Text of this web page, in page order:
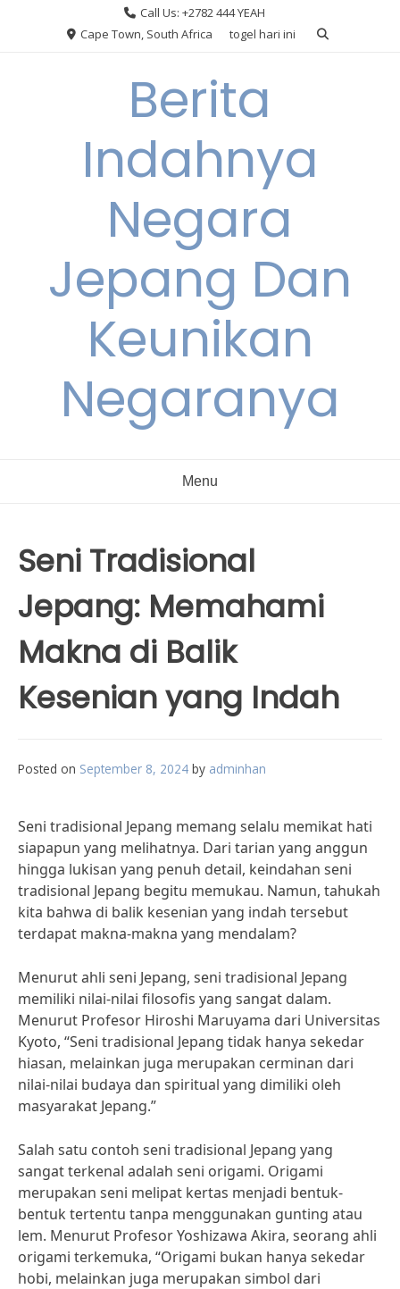
Call Us: +2782 444 YEAH
Cape Town, South Africa
togel hari ini
Berita
Indahnya
Negara
Jepang Dan
Keunikan
Negaranya
Menu
Seni Tradisional
Jepang: Memahami
Makna di Balik
Kesenian yang Indah
Posted on September 8, 2024 by adminhan
Seni tradisional Jepang memang selalu memikat hati
siapapun yang melihatnya. Dari tarian yang anggun
hingga lukisan yang penuh detail, keindahan seni
tradisional Jepang begitu memukau. Namun, tahukah
kita bahwa di balik kesenian yang indah tersebut
terdapat makna-makna yang mendalam?
Menurut ahli seni Jepang, seni tradisional Jepang
memiliki nilai-nilai filosofis yang sangat dalam.
Menurut Profesor Hiroshi Maruyama dari Universitas
Kyoto, “Seni tradisional Jepang tidak hanya sekedar
hiasan, melainkan juga merupakan cerminan dari
nilai-nilai budaya dan spiritual yang dimiliki oleh
masyarakat Jepang.”
Salah satu contoh seni tradisional Jepang yang
sangat terkenal adalah seni origami. Origami
merupakan seni melipat kertas menjadi bentuk-
bentuk tertentu tanpa menggunakan gunting atau
lem. Menurut Profesor Yoshizawa Akira, seorang ahli
origami terkemuka, “Origami bukan hanya sekedar
hobi, melainkan juga merupakan simbol dari